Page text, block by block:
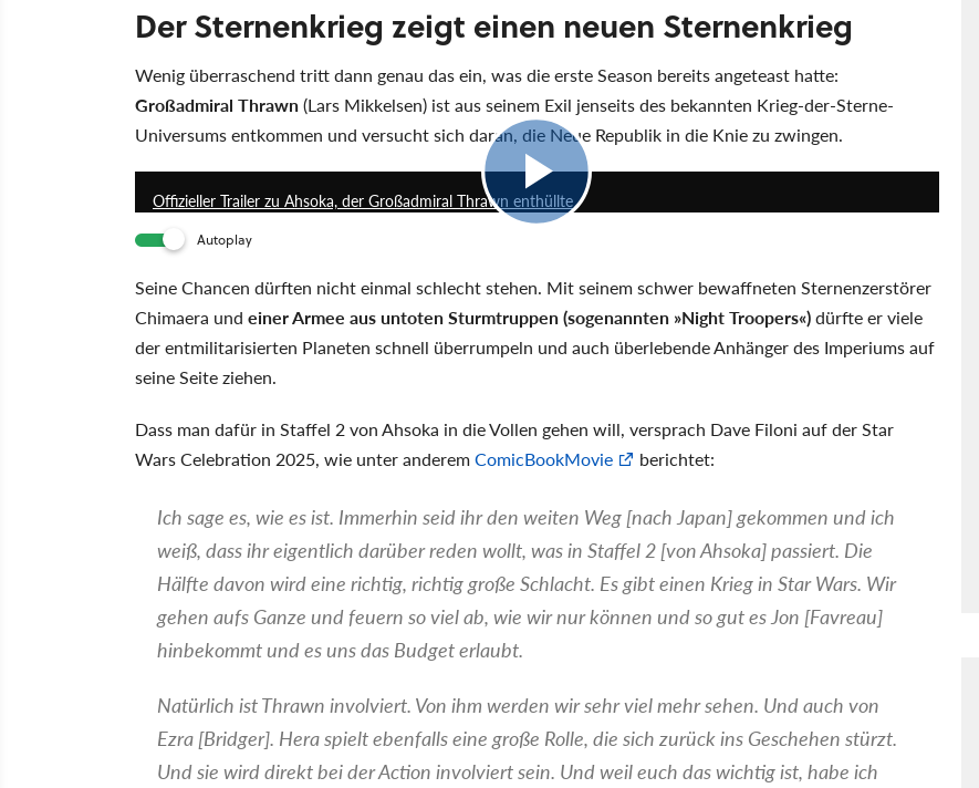
Der Sternenkrieg zeigt einen neuen Sternenkrieg
Wenig überraschend tritt dann genau das ein, was die erste Season bereits angeteast hatte:
Großadmiral Thrawn(Lars Mikkelsen) ist aus seinem Exil jenseits des bekannten Krieg-der-Sterne-
Universums entkommen und versucht sich daran, die Neue Republik in die Knie zu zwingen.
Offizieller Trailer zu Ahsoka, der Großadmiral Thrawn enthüllte
Autoplay
Seine Chancen dürften nicht einmal schlecht stehen. Mit seinem schwer bewaffneten Sternenzerstörer
Chimaera und einer Armee aus untoten Sturmtruppen (sogenannten Night Troopers )dürfte er viele
der entmilitarisierten Planeten schnell überrumpeln und auch überlebende Anhänger des Imperiums auf
seine Seite ziehen.
Dass man dafür in Staffel 2 von Ahsoka in die Vollen gehen will, versprach Dave Filoni auf der Star
Wars Celebration 2025, wie unter anderemComicBookMovie berichtet:
Ich sage es, wie es ist. Immerhin seid ihr den weiten Weg [nach Japan] gekommen und ich
weiß, dass ihr eigentlich darüber reden wollt, was in Staffel 2 [von Ahsoka] passiert. Die
Hälfte davon wird eine richtig, richtig große Schlacht. Es gibt einen Krieg in Star Wars. Wir
gehen aufs Ganze und feuern so viel ab, wie wir nur können und so gut es Jon [Favreau]
hinbekommt und es uns das Budget erlaubt.
Natürlich ist Thrawn involviert. Von ihm werden wir sehr viel mehr sehen. Und auch von
Ezra [Bridger]. Hera spielt ebenfalls eine große Rolle, die sich zurück ins Geschehen stürzt.
Und sie wird direkt bei der Action involviert sein. Und weil euch das wichtig ist, habe ich